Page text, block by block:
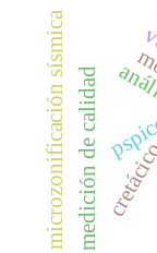
medición de calidad
microzonificación sísmica